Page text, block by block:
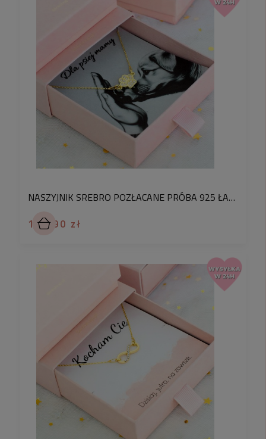
NASZYJNIK SREBRO POZŁACANE PRÓBA 925 ŁAŃCUSZEK Z ŁAPKĄ WYSADZANĄ BIAŁYMI KRYSZTAŁKAMI PRECIOSA PREZENT DLA PSIEJ MAMY
199,90 zł